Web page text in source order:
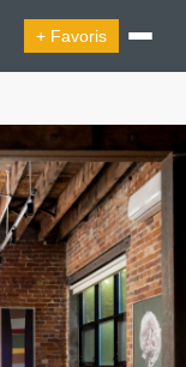
+ Favoris
Noël
Et Design
Reportage